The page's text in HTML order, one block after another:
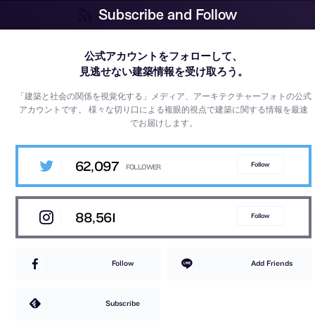
Subscribe and Follow
公式アカウントをフォローして、
見逃せない建築情報を受け取ろう。
「建築と社会の関係を視覚化する」メディア、アーキテクチャーフォトの公式
アカウントです。様々な切り口による複眼的視点で建築に関する情報を最速
でお届けします。
62,097 Follow
88,561 Follow
Follow Add Friends
Subscribe